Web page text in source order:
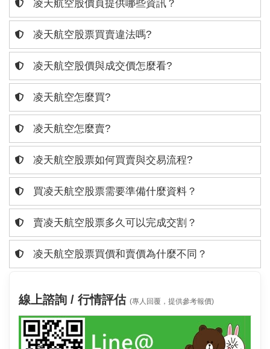
凌天航空股價頁提供哪些資訊？
凌天航空股票買賣違法嗎?
凌天航空股價與成交價怎麼看?
凌天航空怎麼買?
凌天航空怎麼賣?
凌天航空股票如何買賣與交易流程?
買凌天航空股票需要準備什麼資料？
賣凌天航空股票多久可以完成交割？
凌天航空股票買價和賣價為什麼不同？
線上諮詢 / 行情評估 (專人回覆，提供參考報價)